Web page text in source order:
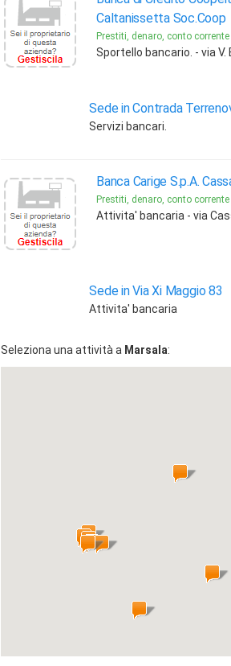
Caltanissetta Soc.Coop
Prestiti, denaro, conto corrente
Sportello bancario. - via
Sede in Contrada
Servizi bancari.
Banca Carige S.p.A.
Prestiti, denaro, conto corrente
Attivita' bancaria - via
Sede in Via Xi Maggio 83
Attivita' bancaria
Seleziona una attività a Marsala: